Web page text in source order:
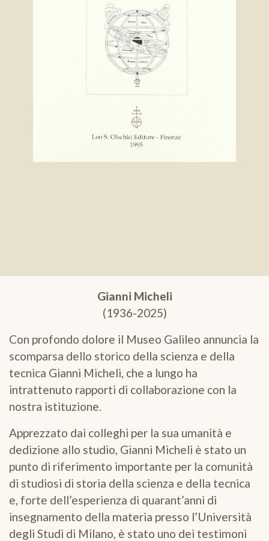
Gianni Micheli
(1936-2025)
Con profondo dolore il Museo Galileo annuncia la
scomparsa dello storico della scienza e della
tecnica Gianni Micheli, che a lungo ha
intrattenuto rapporti di collaborazione con la
nostra istituzione.
Apprezzato dai colleghi per la sua umanità e
dedizione allo studio, Gianni Micheli è stato un
punto di riferimento importante per la comunità
di studiosi di storia della scienza e della tecnica
e, forte dell’esperienza di quarant’anni di
insegnamento della materia presso l’Università
degli Studi di Milano, è stato uno dei testimoni